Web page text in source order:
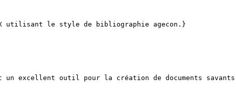
utilisant le style de bibliographie agecon.}
un excellent outil pour la création de documents savants